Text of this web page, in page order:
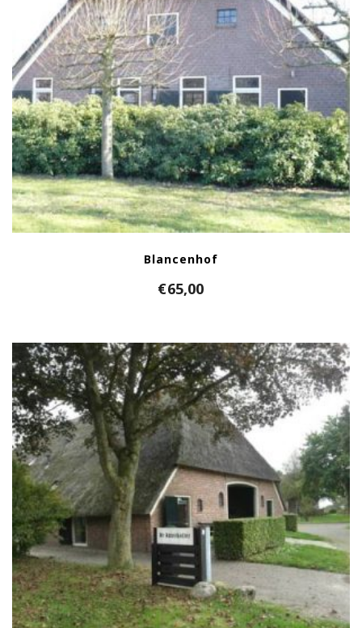
Blancenhof
€65,00